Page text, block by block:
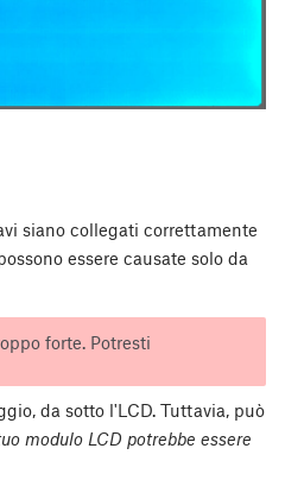
siano collegati correttamente
essere causate solo da
forte. Potresti
da sotto l'LCD. Tuttavia, può
modulo LCD potrebbe essere